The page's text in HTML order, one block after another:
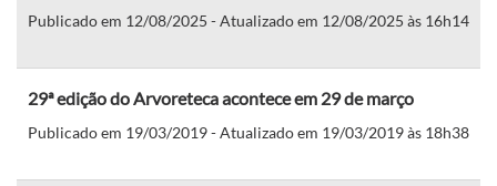
Publicado em 12/08/2025 - Atualizado em 12/08/2025 às 16h14
29ª edição do Arvoreteca acontece em 29 de março
Publicado em 19/03/2019 - Atualizado em 19/03/2019 às 18h38